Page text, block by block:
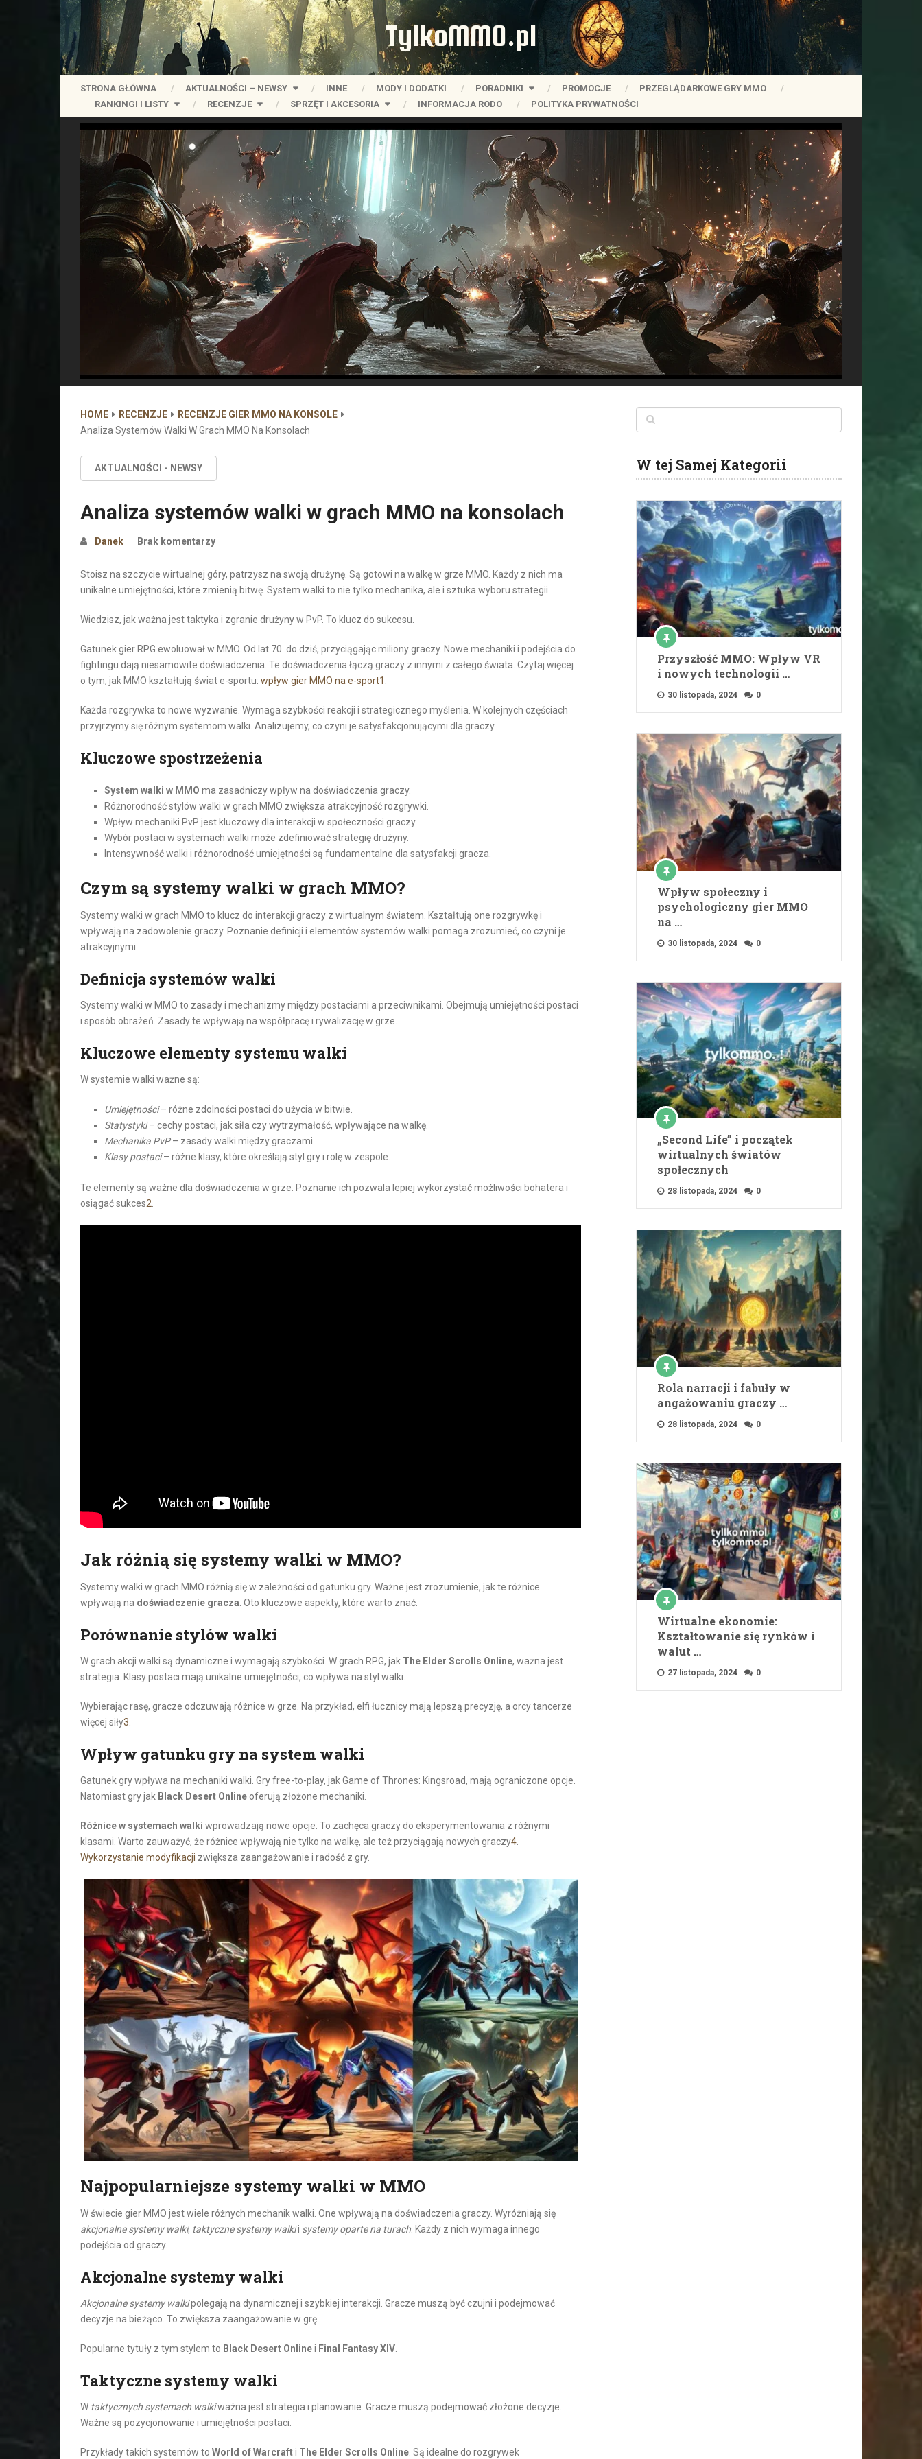
TylkoMMO.pl
STRONA GŁÓWNA AKTUALNOŚCI – NEWSY INNE MODY I DODATKI PORADNIKI PROMOCJE
PRZEGLĄDARKOWE GRY MMO
RANKINGI I LISTY
RECENZJE SPRZĘT I AKCESORIA INFORMACJA RODO POLITYKA PRYWATNOŚCI
HOME RECENZJE
RECENZJE GIER MMO NA KONSOLE
Analiza Systemów Walki W Grach MMO Na Konsolach
AKTUALNOŚCI - NEWSY
Analiza systemów walki w grach MMO na konsolach
Danek Brak komentarzy
Stoisz na szczycie wirtualnej góry, patrzysz na swoją drużynę. Są gotowi na walkę w grze MMO. Każdy z nich ma
unikalne umiejętności, które zmienią bitwę. System walki to nie tylko mechanika, ale i sztuka wyboru strategii.
Wiedzisz, jak ważna jest taktyka i zgranie drużyny w PvP. To klucz do sukcesu.
Gatunek gier RPG ewoluował w MMO. Od lat 70. do dziś, przyciągając miliony graczy. Nowe mechaniki i podejścia do
fightingu dają niesamowite doświadczenia. Te doświadczenia łączą graczy z innymi z całego świata. Czytaj więcej
o tym, jak MMO kształtują świat e-sportu: wpływ gier MMO na e-sport1 .
Każda rozgrywka to nowe wyzwanie. Wymaga szybkości reakcji i strategicznego myślenia. W kolejnych częściach
przyjrzymy się różnym systemom walki. Analizujemy, co czyni je satysfakcjonującymi dla graczy.
Kluczowe spostrzeżenia
System walki w MMO ma zasadniczy wpływ na doświadczenia graczy.
Różnorodność stylów walki w grach MMO zwiększa atrakcyjność rozgrywki.
Wpływ mechaniki PvP jest kluczowy dla interakcji w społeczności graczy.
Wybór postaci w systemach walki może zdefiniować strategię drużyny.
Intensywność walki i różnorodność umiejętności są fundamentalne dla satysfakcji gracza.
Czym są systemy walki w grach MMO?
Systemy walki w grach MMO to klucz do interakcji graczy z wirtualnym światem. Kształtują one rozgrywkę i
wpływają na zadowolenie graczy. Poznanie definicji i elementów systemów walki pomaga zrozumieć, co czyni je
atrakcyjnymi.
Definicja systemów walki
Systemy walki w MMO to zasady i mechanizmy między postaciami a przeciwnikami. Obejmują umiejętności postaci
i sposób obrażeń. Zasady te wpływają na współpracę i rywalizację w grze.
Kluczowe elementy systemu walki
W systemie walki ważne są:
Umiejętności– różne zdolności postaci do użycia w bitwie.
Statystyki– cechy postaci, jak siła czy wytrzymałość, wpływające na walkę.
Mechanika PvP– zasady walki między graczami.
Klasy postaci– różne klasy, które określają styl gry i rolę w zespole.
Te elementy są ważne dla doświadczenia w grze. Poznanie ich pozwala lepiej wykorzystać możliwości bohatera i
osiągać sukces2.
Jak różnią się systemy walki w MMO?
Systemy walki w grach MMO różnią się w zależności od gatunku gry. Ważne jest zrozumienie, jak te różnice
wpływają na doświadczenie gracza . Oto kluczowe aspekty, które warto znać.
Porównanie stylów walki
W grach akcji walki są dynamiczne i wymagają szybkości. W grach RPG, jak The Elder Scrolls Online, ważna jest
strategia. Klasy postaci mają unikalne umiejętności, co wpływa na styl walki.
Wybierając rasę, gracze odczuwają różnice w grze. Na przykład, elfi łucznicy mają lepszą precyzję, a orcy tancerze
więcej siły3
Wpływ gatunku gry na system walki
Gatunek gry wpływa na mechaniki walki. Gry free-to-play, jak Game of Thrones: Kingsroad, mają ograniczone opcje.
Natomiast gry jak Black Desert Online oferują złożone mechaniki.
Różnice w systemach walki wprowadzają nowe opcje. To zachęca graczy do eksperymentowania z różnymi
klasami. Warto zauważyć, że różnice wpływają nie tylko na walkę, ale też przyciągają nowych graczy4
Wykorzystanie modyfikacji zwiększa zaangażowanie i radość z gry.
Najpopularniejsze systemy walki w MMO
W świecie gier MMO jest wiele różnych mechanik walki. One wpływają na doświadczenia graczy. Wyróżniają się
akcjonalne systemy walki, taktyczne systemy walkii systemy oparte na turach. Każdy z nich wymaga innego
podejścia od graczy.
Akcjonalne systemy walki
Akcjonalne systemy walkipolegają na dynamicznej i szybkiej interakcji. Gracze muszą być czujni i podejmować
decyzje na bieżąco. To zwiększa zaangażowanie w grę.
Popularne tytuły z tym stylem to Black Desert Onlinei Final Fantasy XIV.
Taktyczne systemy walki
W taktycznych systemach walkiważna jest strategia i planowanie. Gracze muszą podejmować złożone decyzje.
Ważne są pozycjonowanie i umiejętności postaci.
Przykłady takich systemów to World of Warcrafti The Elder Scrolls Online. Są idealne do rozgrywek
W tej Samej Kategorii
Przyszłość MMO: Wpływ VR
i nowych technologii …
30 listopada, 2024 0
Wpływ społeczny i
psychologiczny gier MMO
na …
30 listopada, 2024 0
„Second Life” i początek
wirtualnych światów
społecznych
28 listopada, 2024 0
Rola narracji i fabuły w
angażowaniu graczy …
28 listopada, 2024 0
Wirtualne ekonomie:
Kształtowanie się rynków i
walut …
27 listopada, 2024 0